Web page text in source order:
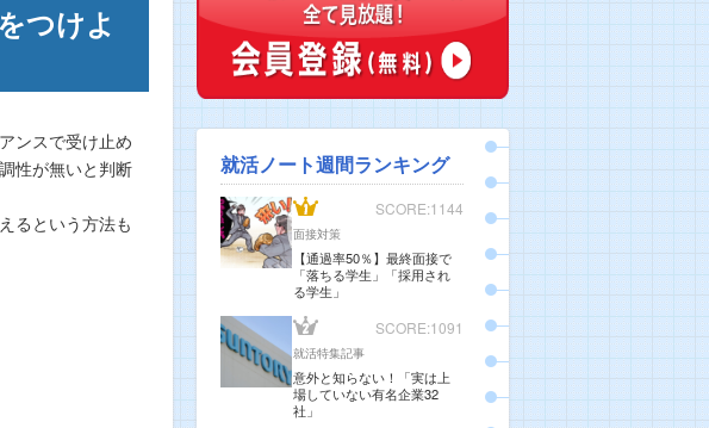
つけよ
ンスで受け止め
性が無いと判断
るという方法も
就活ノート週間ランキング
SCORE:1144
面接対策
【通過率50％】最終面接で
「落ちる学生」「採用され
る学生」
SCORE:1091
就活特集記事
意外と知らない！「実は上
場していない有名企業32
社」